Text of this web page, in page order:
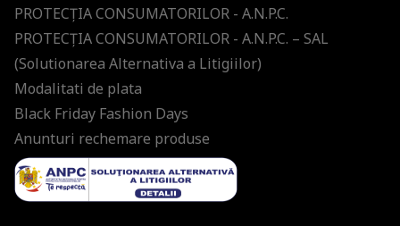
PROTECŢIA CONSUMATORILOR - A.N.P.C.
PROTECŢIA CONSUMATORILOR - A.N.P.C. – SAL
(Solutionarea Alternativa a Litigiilor)
Modalitati de plata
Black Friday Fashion Days
Anunturi rechemare produse